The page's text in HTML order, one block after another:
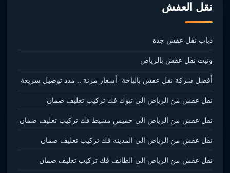
نقل العفش
دباب نقل عفش جدة
ونيت نقل عفش بالرياض
أفضل شركة نقل عفش بالباحة -أسعار مرنة .. مدد توصيل سريعة
نقل عفش من الرياض الي تبوك فك تركيب تعليف ضمان
نقل عفش من الرياض الي خميس مشيط فك تركيب تعليف ضمان
نقل عفش من الرياض الي المدينه فك تركيب تعليف ضمان
نقل عفش من الرياض الي الطائف فك تركيب تعليف ضمان